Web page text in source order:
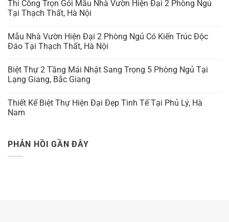
ANTONKILL
Thi Công Trọn Gói Mẫu Nhà Vườn Hiện Đại 2 Phòng Ngủ
Tại Thạch Thất, Hà Nội
Mẫu Nhà Vườn Hiện Đại 2 Phòng Ngủ Có Kiến Trúc Độc
Đáo Tại Thạch Thất, Hà Nội
Biệt Thự 2 Tầng Mái Nhật Sang Trọng 5 Phòng Ngủ Tại
Lạng Giang, Bắc Giang
Thiết Kế Biệt Thự Hiện Đại Đẹp Tinh Tế Tại Phủ Lý, Hà
Nam
PHẢN HỒI GẦN ĐÂY